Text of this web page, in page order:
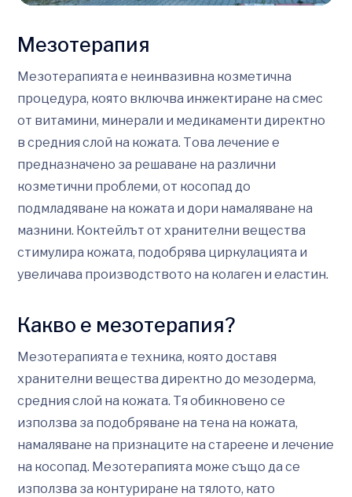
Мезотерапия
Мезотерапията е неинвазивна козметична
процедура, която включва инжектиране на смес
от витамини, минерали и медикаменти директно
в средния слой на кожата. Това лечение е
предназначено за решаване на различни
козметични проблеми, от косопад до
подмладяване на кожата и дори намаляване на
мазнини. Коктейлът от хранителни вещества
стимулира кожата, подобрява циркулацията и
увеличава производството на колаген и еластин.
Какво е мезотерапия?
Мезотерапията е техника, която доставя
хранителни вещества директно до мезодерма,
средния слой на кожата. Тя обикновено се
използва за подобряване на тена на кожата,
намаляване на признаците на стареене и лечение
на косопад. Мезотерапията може също да се
използва за контуриране на тялото, като